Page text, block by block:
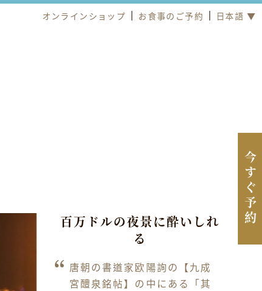
オンラインショップ お食事のご予約 日本語 ▼
今すぐ予約
百万ドルの夜景に酔いしれ
る
唐朝の書道家欧陽詢の【九成
宮醴泉銘帖】の中にある「其